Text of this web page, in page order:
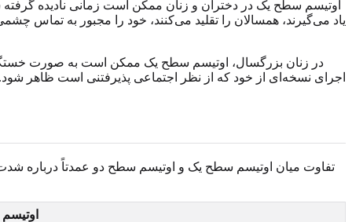
اوتیسم سطح یک در دختران و زنان ممکن است زمانی نادیده
یاد می‌گیرند، همسالان را تقلید می‌کنند، خود را مجبور به تماس
در زنان بزرگسال، اوتیسم سطح یک ممکن است به صورت
اجرای نسخه‌ای از خود که از نظر اجتماعی پذیرفتنی است ظاهر
تفاوت میان اوتیسم سطح یک و اوتیسم سطح دو عمدتاً درباره